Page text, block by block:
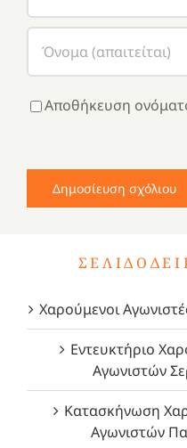
Αποθήκευση
Χαρούμενοι
Εντευκτήριο
Αγωνιστών
Κατασκήνωση
Αγωνιστών